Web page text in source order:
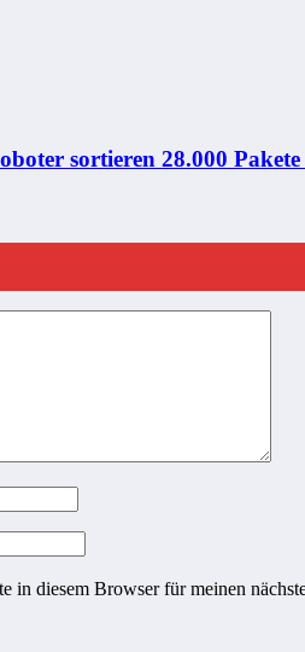
sortieren 28.000
in diesem Browser für meinen